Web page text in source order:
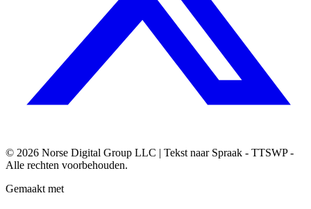
© 2026 Norse Digital Group LLC | Tekst naar Spraak - TTSWP -
Alle rechten voorbehouden.
Gemaakt met